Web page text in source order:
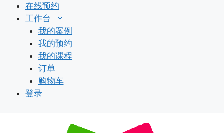
在线预约
工作台
我的案例
我的预约
我的课程
订单
购物车
登录